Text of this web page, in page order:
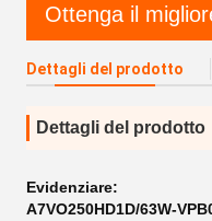
Ottenga il
Dettagli del prodotto
Dettagli del prodotto
Evidenziare:
A7VO250HD1D/63W-